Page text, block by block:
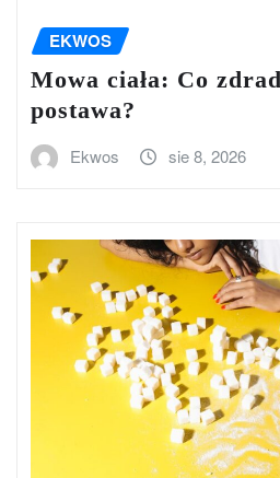
EKWOS
Mowa ciała: Co
postawa?
Ekwos sie 8, 2026